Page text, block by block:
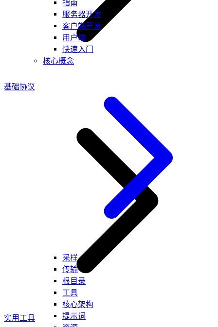
指南
服务器开发
客户端开发
用户端
快速入门
核心概念
采样
传输
根目录
工具
核心架构
提示词
基础协议
实用工具